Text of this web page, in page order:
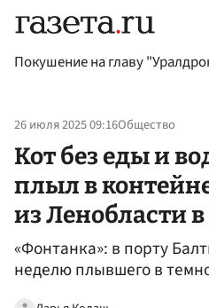
Покушение на главу
26 июля 2025 09:16Общество
Кот без еды и
плыл в
из Ленобласти
«Фонтанка»: в порту
неделю плывшего в